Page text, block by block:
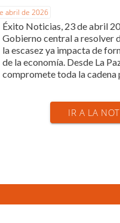
abril de 2026
Éxito Noticias, 23 de abril
Gobierno central a resolver
la escasez ya impacta de
de la economía. Desde La
compromete toda la cadena
IR A LA